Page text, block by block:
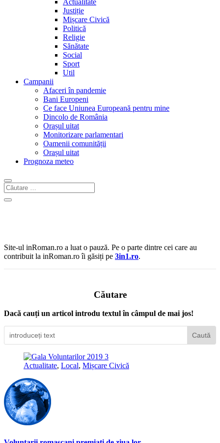
Actualitate
Justiție
Mișcare Civică
Politică
Religie
Sănătate
Social
Sport
Util
Campanii
Afaceri în pandemie
Bani Europeni
Ce face Uniunea Europeană pentru mine
Dincolo de România
Orașul uitat
Monitorizare parlamentari
Oamenii comunității
Orașul uitat
Prognoza meteo
Site-ul inRoman.ro a luat o pauză. Pe o parte dintre cei care au
contribuit la inRoman.ro îi găsiți pe 3in1.ro.
Căutare
Dacă cauți un articol introdu textul în câmpul de mai jos!
Actualitate, Local, Mișcare Civică